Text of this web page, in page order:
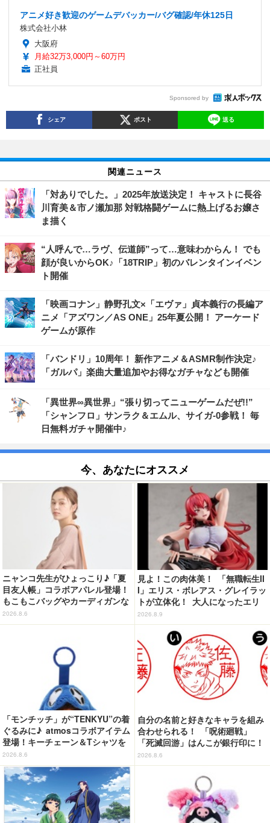
アニメ好き歓迎のゲームデバッカー/バグ確認/年休125日
株式会社小林
大阪府
月給32万3,000円～60万円
正社員
Sponsored by
シェア ポスト 送る
関連ニュース
「対ありでした。」2025年放送決定！ キャストに長谷
川育美＆市ノ瀬加那 対戦格闘ゲームに熱上げるお嬢さ
ま描く
“人呼んで…ラヴ、伝道師”って…意味わからん！ でも
顔が良いからOK♪「18TRIP」初のバレンタインイベン
ト開催
「映画コナン」静野孔文×「エヴァ」貞本義行の長編ア
ニメ「アズワン／AS ONE」25年夏公開！ アーケード
ゲームが原作
「バンドリ」10周年！ 新作アニメ＆ASMR制作決定♪
「ガルパ」楽曲大量追加やお得なガチャなども開催
「異世界∞異世界」“張り切ってニューゲームだぜ!!”
「シャンフロ」サンラク＆エムル、サイガ-0参戦！ 毎
日無料ガチャ開催中♪
今、あなたにオススメ
ニャンコ先生がひょっこり♪「夏
目友人帳」コラボアパレル登場！
もこもこバッグやカーディガンな
ど全8型
2026.8.6
見よ！この肉体美！ 「無職転生II
I」エリス・ボレアス・グレイラッ
トが立体化！ 大人になったエリ
スの魅力を完全再現
2026.8.9
「モンチッチ」が“TENKYU”の着
ぐるみに♪ atmosコラボアイテム
登場！キーチェーン＆Tシャツを
展開
2026.8.6
自分の名前と好きなキャラを組み
合わせられる！ 「呪術廻戦」
「死滅回游」はんこが銀行印に！
虎杖悠仁、乙骨憂太ら16キャラ追
加で全104種
2026.8.6